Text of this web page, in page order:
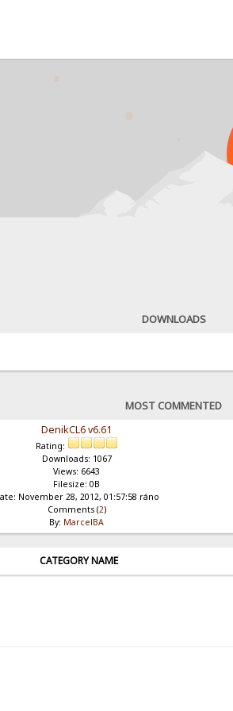
DOWNLOADS
MOST COMMENTED
DenikCL6 v6.61
Rating:
Downloads: 1067
Views: 6643
Filesize: 0B
November 28, 2012, 01:57:58 ráno
Comments (2)
By: MarcelBA
CATEGORY NAME